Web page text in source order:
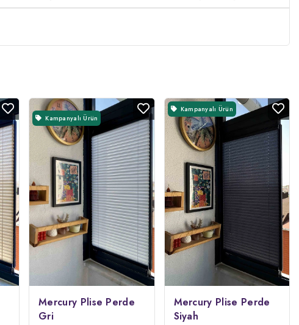
Kampanyalı Ürün
Mercury Plise Perde
Gri
Kampanyalı Ürün
Mercury Plise Perde
Siyah